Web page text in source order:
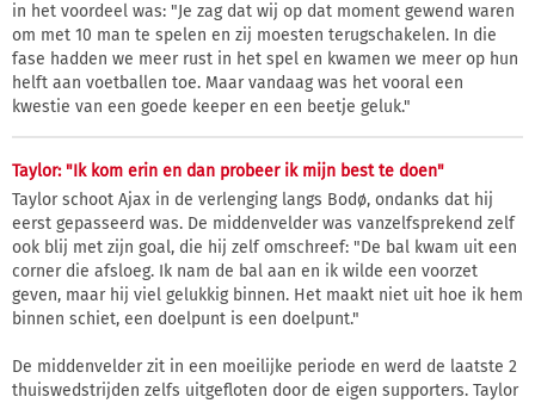
in het voordeel was: "Je zag dat wij op dat moment gewend waren
om met 10 man te spelen en zij moesten terugschakelen. In die
fase hadden we meer rust in het spel en kwamen we meer op hun
helft aan voetballen toe. Maar vandaag was het vooral een
kwestie van een goede keeper en een beetje geluk."
Taylor: "Ik kom erin en dan probeer ik mijn best te doen"
Taylor schoot Ajax in de verlenging langs Bodø, ondanks dat hij
eerst gepasseerd was. De middenvelder was vanzelfsprekend zelf
ook blij met zijn goal, die hij zelf omschreef: "De bal kwam uit een
corner die afsloeg. Ik nam de bal aan en ik wilde een voorzet
geven, maar hij viel gelukkig binnen. Het maakt niet uit hoe ik hem
binnen schiet, een doelpunt is een doelpunt."
De middenvelder zit in een moeilijke periode en werd de laatste 2
thuiswedstrijden zelfs uitgefloten door de eigen supporters. Taylor